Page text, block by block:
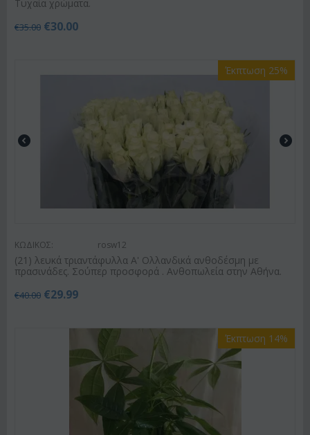
Τυχαία χρώματα.
€35.00 €30.00
Έκπτωση 25%
ΚΩΔΙΚΟΣ: rosw12
(21) λευκά τριαντάφυλλα Α' Ολλανδικά ανθοδέσμη με
πρασινάδες. Σούπερ προσφορά . Ανθοπωλεία στην Αθήνα.
€40.00 €29.99
Έκπτωση 14%